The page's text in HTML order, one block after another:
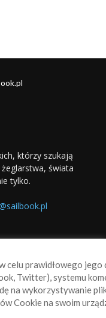
którzy szukają
świata
tylko.
celu prawidłowego
Twitter), systemu
na wykorzystywanie
Cookie na swoim